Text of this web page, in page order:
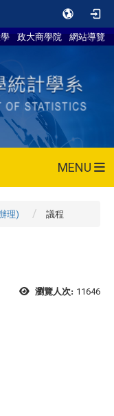
政大商學院 網站導覽
MENU
理) 議程
瀏覽人次: 11646